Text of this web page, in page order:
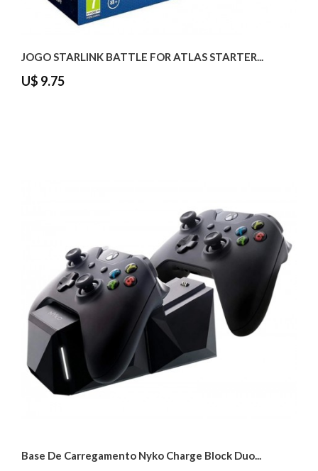
JOGO STARLINK BATTLE FOR ATLAS STARTER...
U$ 9.75
Base De Carregamento Nyko Charge Block Duo...